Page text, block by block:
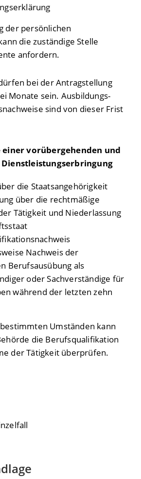
der persönlichen
die zuständige Stelle
anfordern.
bei der Antragstellung
Monate sein. Ausbildungs-
sind von dieser Frist
einer vorübergehenden und
die Staatsangehörigkeit
über die rechtmäßige
Tätigkeit und Niederlassung
Nachweis der
Berufsausübung als
oder Sachverständige für
während der letzten zehn
Umständen kann
die Berufsqualifikation
der Tätigkeit überprüfen.